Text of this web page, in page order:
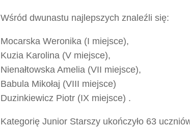
Wśród dwunastu najlepszych znaleźli się:
Mocarska Weronika (I miejsce),
Kuzia Karolina (V miejsce),
Nienałtowska Amelia (VII miejsce),
Babula Mikołaj (VIII miejsce)
Duzinkiewicz Piotr (IX miejsce) .
Kategorię Junior Starszy ukończyło 63